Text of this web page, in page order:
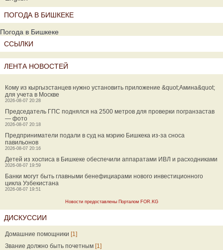
ПОГОДА В БИШКЕКЕ
Погода в Бишкеке
ССЫЛКИ
ЛЕНТА НОВОСТЕЙ
Кому из кыргызстанцев нужно установить приложение &quot;Амина&quot;
для учета в Москве
2026-08-07 20:28
Председатель ГПС поднялся на 2500 метров для проверки погранзастав
— фото
2026-08-07 20:18
Предприниматели подали в суд на мэрию Бишкека из-за сноса
павильонов
2026-08-07 20:16
Детей из хосписа в Бишкеке обеспечили аппаратами ИВЛ и расходниками
2026-08-07 19:59
Банки могут быть главными бенефициарами нового инвестиционного
цикла Узбекистана
2026-08-07 19:51
Новости предоставлены Порталом FOR.KG
ДИСКУССИИ
Домашние помощники [1]
Звание должно быть почетным [1]